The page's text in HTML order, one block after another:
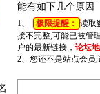
能有如下几个原因
1、 极限提醒： 读取
接不完整,可能已被管
户的最新链接， 论坛
2、您还不是站点会员